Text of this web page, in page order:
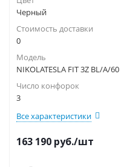
Черный
Стоимость доставки
0
Модель
NIKOLATESLA FIT 3Z BL/A/60
Число конфорок
3
Все характеристики
163 190 руб./шт